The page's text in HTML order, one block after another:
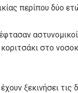
περίπου δύο
στο
ξεκινήσει